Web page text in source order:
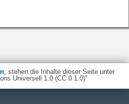
, stehen die Inhalte dieser Seite unter